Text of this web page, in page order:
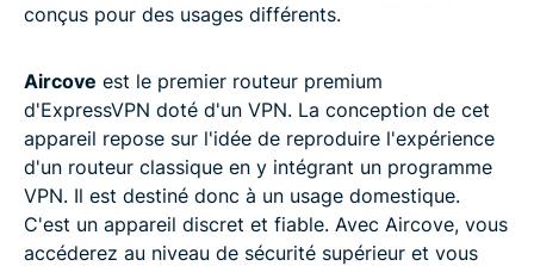
conçus pour des usages différents.
Aircove est le premier routeur premium
d'ExpressVPN doté d'un VPN. La conception de cet
appareil repose sur l'idée de reproduire l'expérience
d'un routeur classique en y intégrant un programme
VPN. Il est destiné donc à un usage domestique.
C'est un appareil discret et fiable. Avec Aircove, vous
accéderez au niveau de sécurité supérieur et vous